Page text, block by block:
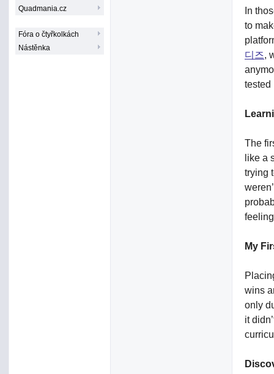
Quadmania.cz
Fóra o čtyřkolkách
Nástěnka
In
to
디즈,
tested
The
like a
trying
My
wins
only
it